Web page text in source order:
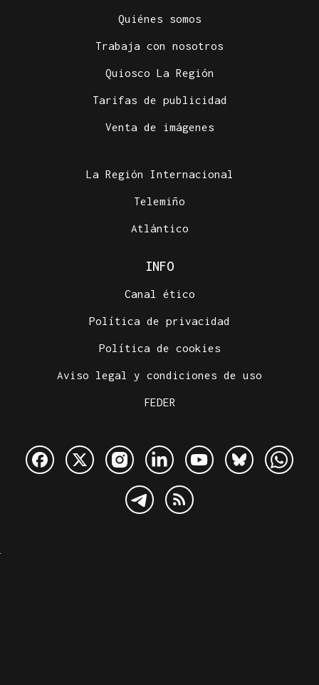
Quiénes somos
Trabaja con nosotros
Quiosco La Región
Tarifas de publicidad
Venta de imágenes
La Región Internacional
Telemiño
Atlántico
INFO
Canal ético
Política de privacidad
Política de cookies
Aviso legal y condiciones de uso
FEDER